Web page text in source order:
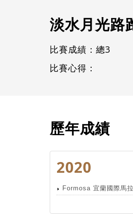
淡水月光路
比賽成績：總3
比賽心得：
歷年成績
2020
Formosa 宜蘭國際馬